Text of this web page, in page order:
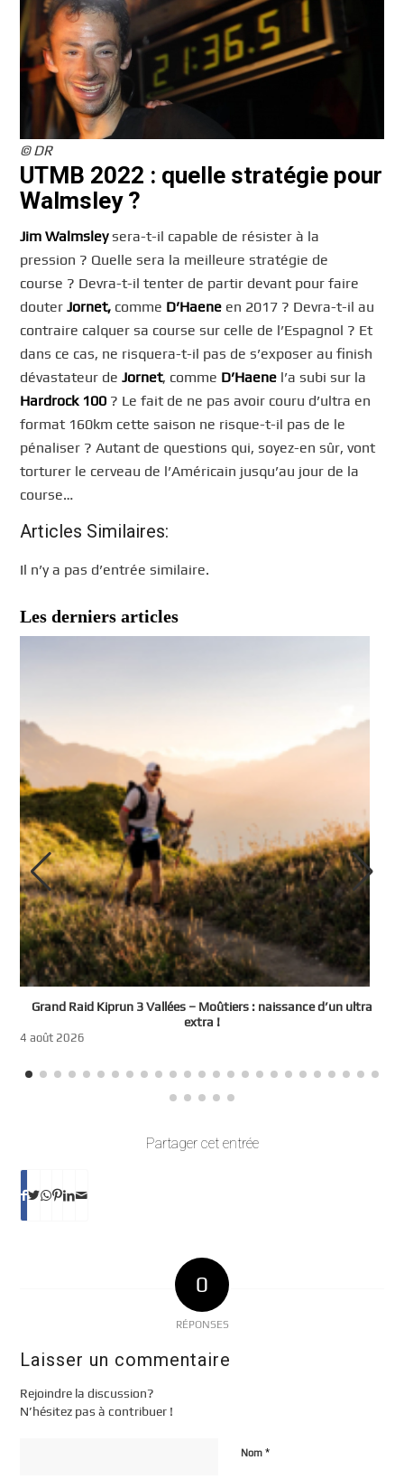
© DR
UTMB 2022 : quelle stratégie pour
Walmsley ?
Jim Walmsleysera-t-il capable de résister à la
pression ? Quelle sera la meilleure stratégie de
course ? Devra-t-il tenter de partir devant pour faire
douterJornet, comme D’Haene en 2017 ? Devra-t-il au
contraire calquer sa course sur celle de l’Espagnol ? Et
dans ce cas, ne risquera-t-il pas de s’exposer au finish
dévastateur deJornet, comme D’Haene l’a subi sur la
Hardrock 100 ? Le fait de ne pas avoir couru d’ultra en
format 160km cette saison ne risque-t-il pas de le
pénaliser ? Autant de questions qui, soyez-en sûr, vont
torturer le cerveau de l’Américain jusqu’au jour de la
course…
Articles Similaires:
Il n’y a pas d’entrée similaire.
Les derniers articles
Grand Raid Kiprun 3 Vallées – Moûtiers : naissance d’un ultra
extra !
4 août 2026
Partager cet entrée
0
RÉPONSES
Laisser un commentaire
Rejoindre la discussion?
N’hésitez pas à contribuer !
Nom*